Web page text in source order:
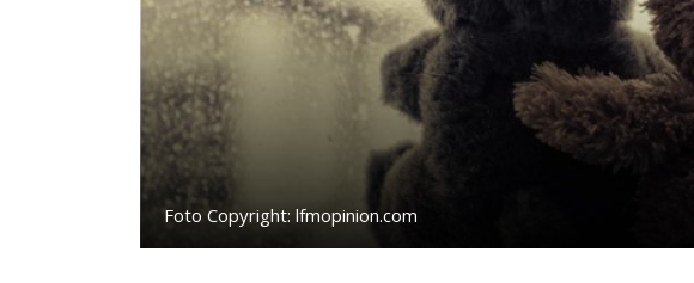
Foto Copyright: lfmopinion.com